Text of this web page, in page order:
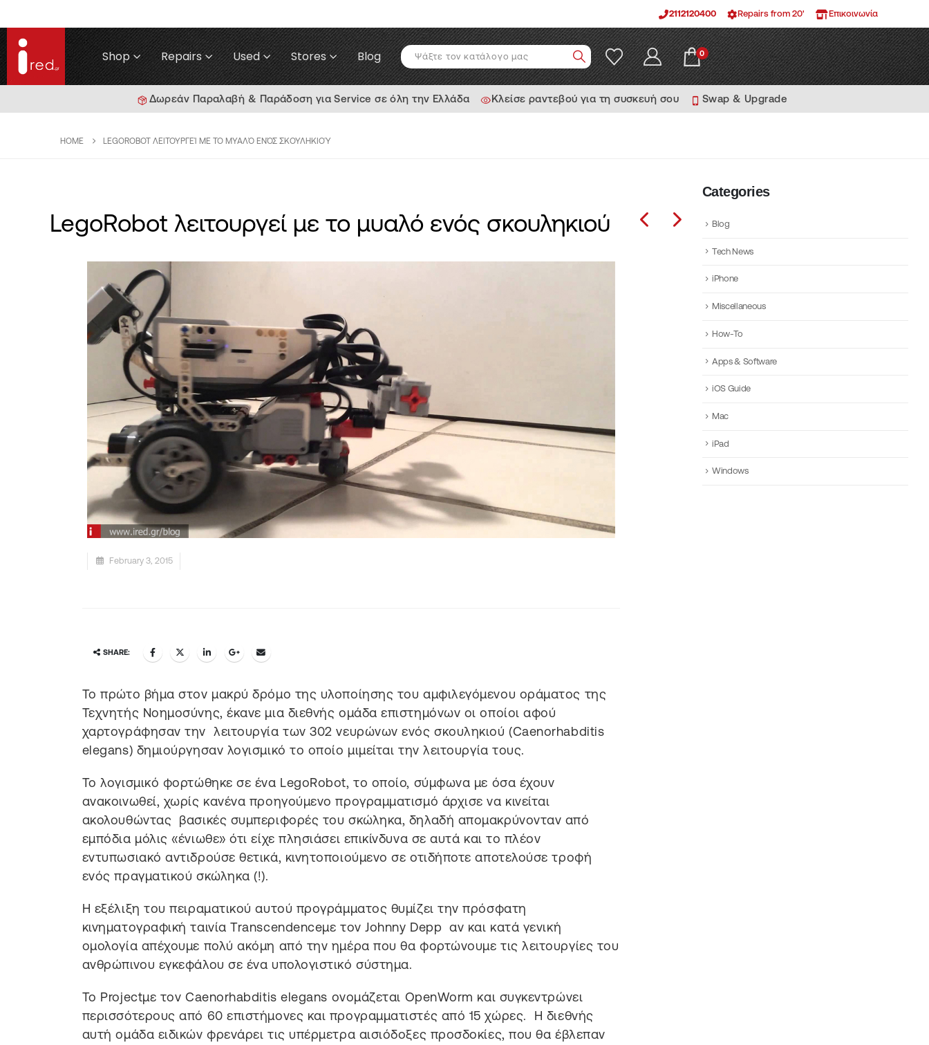
2112120400 Repairs from 20' Επικοινωνία
Shop Repairs Used Stores Blog 0
Δωρεάν Παραλαβή & Παράδοση για Service σε όλη την Ελλάδα Κλείσε ραντεβού για τη συσκευή σου Swap & Upgrade
HOME LEGOROBOT ΛΕΙΤΟΥΡΓΕΊ ΜΕ ΤΟ ΜΥΑΛΌ ΕΝΌΣ ΣΚΟΥΛΗΚΙΟΎ
LegoRobot λειτουργεί με το μυαλό ενός σκουληκιού
February 3, 2015
SHARE:
Το πρώτο βήμα στον μακρύ δρόμο της υλοποίησης του αμφιλεγόμενου οράματος της
Τεχνητής Νοημοσύνης, έκανε μια διεθνής ομάδα επιστημόνων οι οποίοι αφού
χαρτογράφησαν την λειτουργία των 302 νευρώνων ενός σκουληκιού (Caenorhabditis
elegans) δημιούργησαν λογισμικό το οποίο μιμείται την λειτουργία τους.
Το λογισμικό φορτώθηκε σε ένα LegoRobot, το οποίο, σύμφωνα με όσα έχουν
ανακοινωθεί, χωρίς κανένα προηγούμενο προγραμματισμό άρχισε να κινείται
ακολουθώντας βασικές συμπεριφορές του σκώληκα, δηλαδή απομακρύνονταν από
εμπόδια μόλις «ένιωθε» ότι είχε πλησιάσει επικίνδυνα σε αυτά και το πλέον
εντυπωσιακό αντιδρούσε θετικά, κινητοποιούμενο σε οτιδήποτε αποτελούσε τροφή
ενός πραγματικού σκώληκα (!).
Η εξέλιξη του πειραματικού αυτού προγράμματος θυμίζει την πρόσφατη
κινηματογραφική ταινία Transcendenceμε τον Johnny Depp αν και κατά γενική
ομολογία απέχουμε πολύ ακόμη από την ημέρα που θα φορτώνουμε τις λειτουργίες του
ανθρώπινου εγκεφάλου σε ένα υπολογιστικό σύστημα.
Το Projectμε τον Caenorhabditis elegans ονομάζεται OpenWorm και συγκεντρώνει
περισσότερους από 60 επιστήμονες και προγραμματιστές από 15 χώρες. Η διεθνής
αυτή ομάδα ειδικών φρενάρει τις υπέρμετρα αισιόδοξες προσδοκίες, που θα έβλεπαν
Categories
Blog
Tech News
iPhone
Miscellaneous
How-To
Apps & Software
iOS Guide
Mac
iPad
Windows